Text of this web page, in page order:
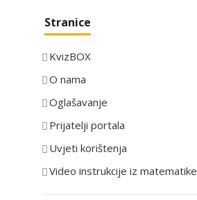
t
g
o
i
j
e
Stranice
KvizBOX
O nama
Oglašavanje
Prijatelji portala
Uvjeti korištenja
Video instrukcije iz matematike